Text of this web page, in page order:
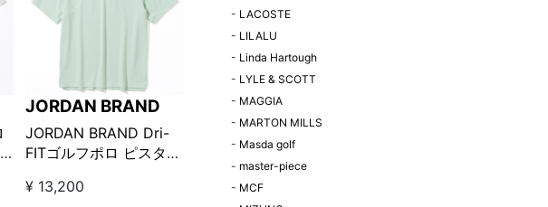
JORDAN BRAND
JORDAN BRAND Dri-
FITゴルフポロ ピスタチ
¥ 13,200
- LACOSTE
- LILALU
- Linda Hartough
- LYLE & SCOTT
- MAGGIA
- MARTON MILLS
- Masda golf
- master-piece
- MCF